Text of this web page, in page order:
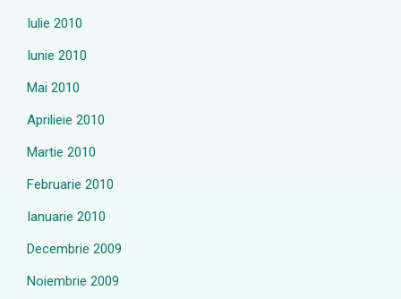
Iulie 2010
Iunie 2010
Mai 2010
Aprilieie 2010
Martie 2010
Februarie 2010
Ianuarie 2010
Decembrie 2009
Noiembrie 2009